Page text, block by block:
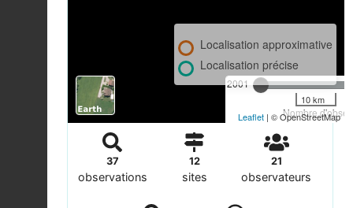
2001
Nombre
Localisation approximative
Localisation précise
10 km
Leaflet | © OpenStreetMap
37
observations
12
sites
21
observateurs